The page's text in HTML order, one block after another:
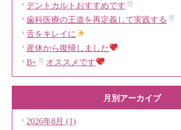
デントカルトおすすめです
歯科医療の王道を再定義して実践する
舌をキレイに
産休から復帰しました
B+
オススメです
月別アーカイブ
2026年8月 (1)